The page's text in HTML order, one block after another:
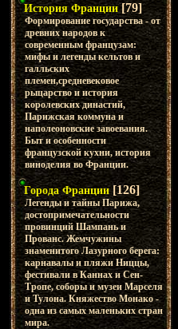
История Франции [79]
Формирование государства - от
древних народов к
современным французам:
мифы и легенды кельтов и
галльских
племен,средневековое
рыцарство и история
королевских династий,
Парижская коммуна и
наполеоновские завоевания.
Быт и особенности
французской кухни, история
виноделия во Франции.
Города Франции [126]
Легенды и тайны Парижа,
достопримечательности
провинций Шампань и
Прованс. Жемчужины
знаменитого Лазурного берега:
карнавалы и пляжи Ниццы,
фестивали в Каннах и Сен-
Тропе, соборы и музеи Марселя
и Тулона. Княжество Монако -
одна из самых маленьких стран
мира.